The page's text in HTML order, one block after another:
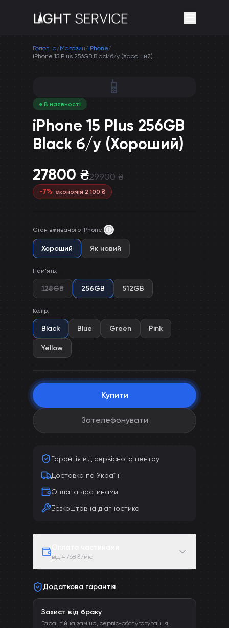
Головна/Магазин/iPhone/
iPhone 15 Plus 256GB Black б/у (Хороший)
📱
● В наявності
iPhone 15 Plus 256GB
Black б/у (Хороший)
27800 ₴29900₴
-7%· економія 2 100 ₴
Стан вживаного iPhone:
Хороший Як новий
Пам'ять:
128GB 256GB 512GB
Колір:
Black Blue Green Pink
Yellow
Купити
Зателефонувати
Гарантія від сервісного центру
Доставка по Україні
Оплата частинами
Безкоштовна діагностика
від 4 768 ₴/міс
Додаткова гарантія
Захист від браку
Гарантійна заміна, сервіс-обслуговування,